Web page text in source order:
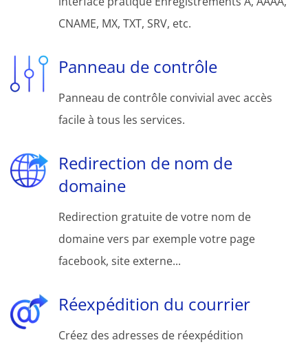
CNAME, MX, TXT, SRV, etc.
Panneau de contrôle
Panneau de contrôle convivial avec accès
facile à tous les services.
Redirection de nom de
domaine
Redirection gratuite de votre nom de
domaine vers par exemple votre page
facebook, site externe...
Réexpédition du courrier
Créez des adresses de réexpédition